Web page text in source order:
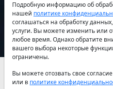
Наличие и актуальные
Подробную информацию об
нашей политике
соглашаться на обработку
услуги. Вы можете изменить или
любое время. Однако обратите
вашего выбора некоторые
ограничены.
Вы можете отозвать свое
или в политике